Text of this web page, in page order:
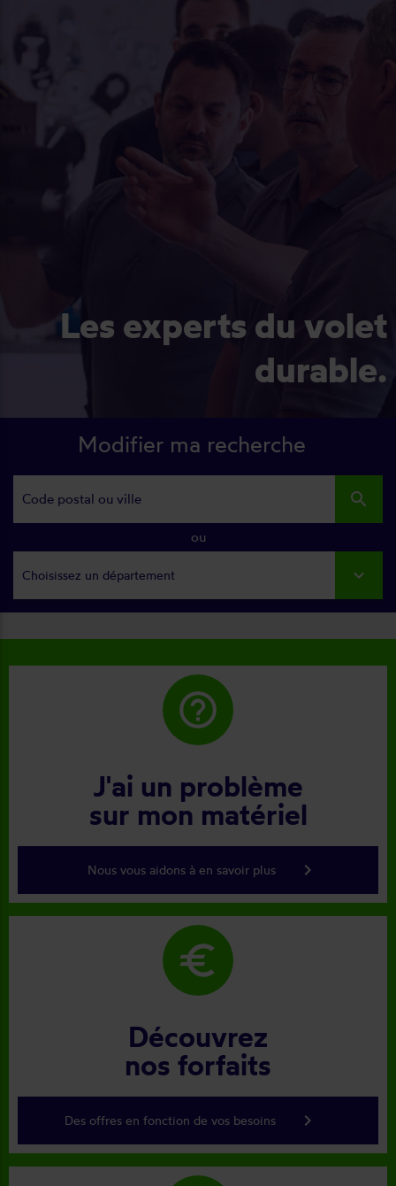
Les experts du volet
durable.
Modifier ma recherche
search
ou
Choisissez un département
help_outline
J'ai un problème
sur mon matériel
Nous vous aidons à en savoir plus keyboard_arrow_right
euro
Découvrez
nos forfaits
Des offres en fonction de vos besoins keyboard_arrow_right